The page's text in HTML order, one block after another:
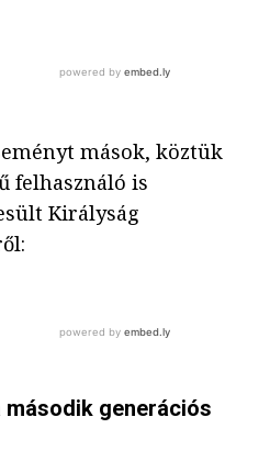
mások, köztük
felhasználó is
Királyság
generációs